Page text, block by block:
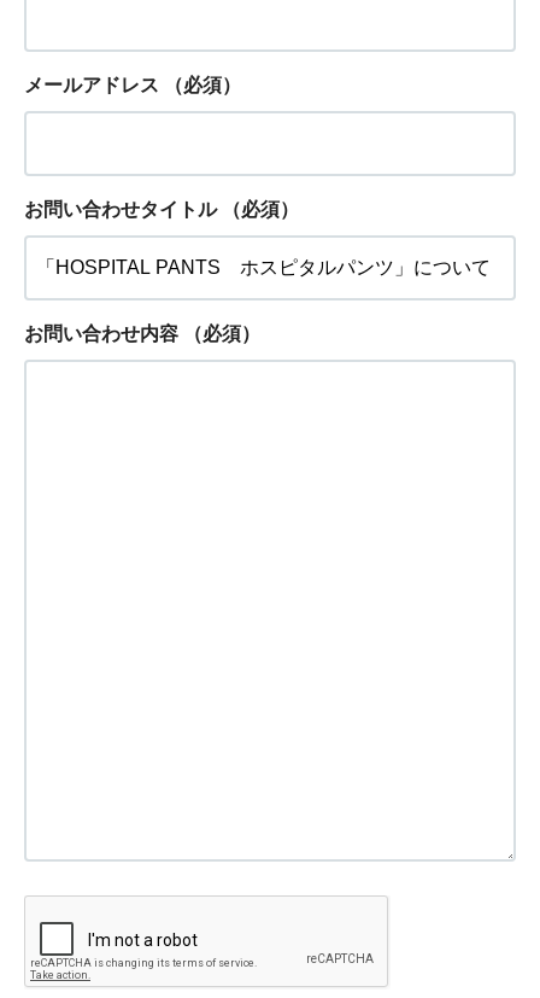
メールアドレス （必須）
お問い合わせタイトル （必須）
お問い合わせ内容 （必須）